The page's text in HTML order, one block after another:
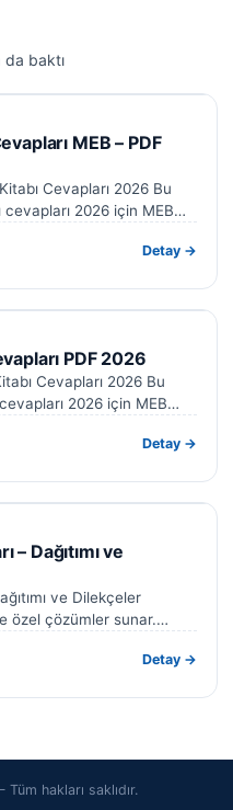
da baktı
MEB – PDF
Cevapları 2026 Bu
cevapları 2026 için MEB…
Detay →
PDF 2026
Cevapları 2026 Bu
2026 için MEB…
Detay →
– Dağıtımı ve
ve Dilekçeler
özel çözümler sunar.
Detay →
hakları saklıdır.